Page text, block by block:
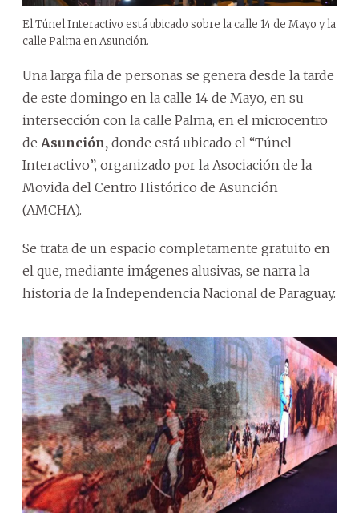
El Túnel Interactivo está ubicado sobre la calle 14 de Mayo y la
calle Palma en Asunción.
Una larga fila de personas se genera desde la tarde
de este domingo en la calle 14 de Mayo, en su
intersección con la calle Palma, en el microcentro
de Asunción, donde está ubicado el “Túnel
Interactivo”, organizado por la Asociación de la
Movida del Centro Histórico de Asunción
(AMCHA).
Se trata de un espacio completamente gratuito en
el que, mediante imágenes alusivas, se narra la
historia de la Independencia Nacional de Paraguay.